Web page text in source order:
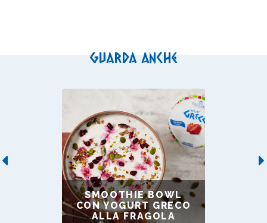
Guarda anche
Previous
SMOOTHIE BOWL
CON YOGURT GRECO
ALLA FRAGOLA